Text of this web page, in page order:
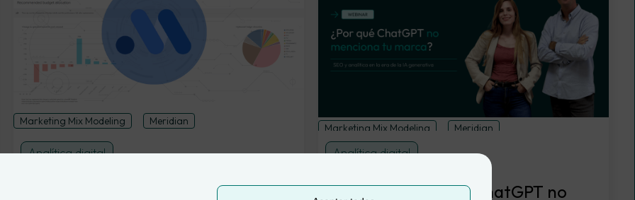
Marketing Mix Modeling Meridian
Analítica digital
Qué es Google Meridian y cómo
Marketing Mix Modeling Meridian
Analítica digital
Webinar | ¿Por qué ChatGPT no